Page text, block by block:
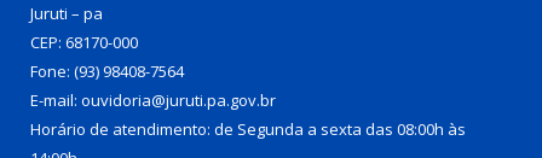
Juruti – pa
CEP: 68170-000
Fone: (93) 98408-7564
E-mail: ouvidoria@juruti.pa.gov.br
Horário de atendimento: de Segunda a sexta das 08:00h às